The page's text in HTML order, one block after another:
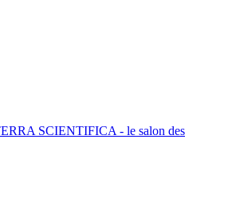
SCIENTIFICA - le salon des